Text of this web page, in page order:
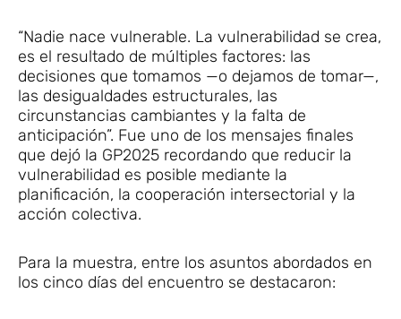
“Nadie nace vulnerable. La vulnerabilidad se crea,
es el resultado de múltiples factores: las
decisiones que tomamos —o dejamos de tomar—,
las desigualdades estructurales, las
circunstancias cambiantes y la falta de
anticipación”. Fue uno de los mensajes finales
que dejó la GP2025 recordando que reducir la
vulnerabilidad es posible mediante la
planificación, la cooperación intersectorial y la
acción colectiva.
Para la muestra, entre los asuntos abordados en
los cinco días del encuentro se destacaron: